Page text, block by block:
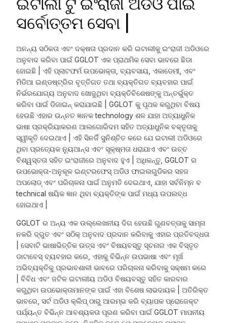
ସର୍ବୋତ୍ତମ ସେବା |
ଅନନ୍ୟ ସଠିକତା ଏବଂ ଦକ୍ଷତା ପ୍ରଦାନ କରି ଇଟାଲୀକୁ ଇଂରାଜୀ ଅଡିଓରେ
ଅନୁବାଦ କରିବା ପାଇଁ GGLOT ଏକ ପ୍ରାଥମିକ ସେବା ଭାବରେ ଛିଡା
ହୋଇଛି | ଏହି ପ୍ଲାଟଫର୍ମ ଉପଭୋକ୍ତା, ବ୍ୟବସାୟ, ଏକାଡେମୀ, ଏବଂ
ମିଡିଆ ଇଣ୍ଡଷ୍ଟ୍ରିର ବୃତ୍ତିଗତ ତଥା ବ୍ୟକ୍ତିଗତ ବ୍ୟବହାର ପାଇଁ
ନିର୍ଭରଯୋଗ୍ୟ ଅନୁବାଦ ଖୋଜୁଥିବା ବ୍ୟକ୍ତିବିଶେଷଙ୍କୁ ଅନ୍ତର୍ଭୁକ୍ତ
କରିବା ପାଇଁ ଡିଜାଇନ୍ କରାଯାଇଛି | GGLOT କୁ ପୃଥକ କରୁଥିବା ବିଷୟ
ହେଉଛି ଏହାର ଉନ୍ନତ ଜ୍ଞାନକ technology ଶଳ ଯାହା ଅତ୍ୟାଧୁନିକ
ଭାଷା ପ୍ରକ୍ରିୟାକରଣ ଆଲଗୋରିଦମ ସହିତ ଅତ୍ୟାଧୁନିକ ବକ୍ତୃତାକୁ
ସ୍ୱୀକୃତି ଦେଇଥାଏ | ଏହି ସିନର୍ଜି ସୁନିଶ୍ଚିତ କରେ ଯେ ଇଟାଲୀ ଅଡିଓରେ
ଥିବା ପ୍ରତ୍ୟେକ ନ୍ୟୁଆନ୍ସ ଏବଂ ସୂକ୍ଷ୍ମତା ଧରାଯାଏ ଏବଂ ଉଚ୍ଚ
ବିଶ୍ୱସ୍ତତା ସହିତ ଇଂରାଜୀରେ ଅନୁବାଦ ହୁଏ | ଅଧିକନ୍ତୁ, GGLOT ର
ଉପଭୋକ୍ତା-ଅନୁକୂଳ ଇଣ୍ଟରଫେସ୍ ଅଡିଓ ଫାଇଲଗୁଡିକର ସହଜ
ଅପଲୋଡ୍ ଏବଂ ପରିଚାଳନା ପାଇଁ ଅନୁମତି ଦେଇଥାଏ, ଯାହା ସର୍ବନିମ୍ନ ବ
technical ଷୟିକ ଜ୍ଞାନ ଥିବା ବ୍ୟକ୍ତିଙ୍କ ପାଇଁ ମଧ୍ୟ ଉପଲବ୍ଧ
ହୋଇଥାଏ |
GGLOT ର ଅନ୍ୟ ଏକ ଉଲ୍ଲେଖନୀୟ ଦିଗ ହେଉଛି ଗୁଣବତ୍ତାକୁ ସାମ୍ନା
ନକରି ଦ୍ରୁତ ଏବଂ ସଠିକ୍ ଅନୁବାଦ ପ୍ରଦାନ କରିବାକୁ ଏହାର ପ୍ରତିବଦ୍ଧତା
| ସେବାଟି ଭାଷାଭିତ୍ତିକ ଉତ୍ସ ଏବଂ ବିଷୟବସ୍ତୁ ସୂଚନାର ଏକ ବିସ୍ତୃତ
ଡାଟାବେସ୍ ବ୍ୟବହାର କରେ, ଏହାକୁ ବିଭିନ୍ନ ଉପଭାଷା ଏବଂ ମୂର୍ଖ
ଅଭିବ୍ୟକ୍ତିକୁ ପ୍ରଭାବଶାଳୀ ଭାବରେ ପରିଚାଳନା କରିବାକୁ ସକ୍ଷମ କରେ
| ବିବିଧ ଏବଂ ଜଟିଳ ଇଟାଲୀୟ ଅଡିଓ ବିଷୟବସ୍ତୁ ସହିତ କାରବାର
କରୁଥିବା ଉପଭୋକ୍ତାମାନଙ୍କ ପାଇଁ ଏହା ବିଶେଷ ଲାଭଦାୟକ | ଅତିରିକ୍ତ
ଭାବରେ, ସର୍ଟ ଅଡିଓ କ୍ଲିପ୍ ଠାରୁ ଆରମ୍ଭ କରି ବ୍ୟାପକ ପ୍ରୋଜେକ୍ଟ
ପର୍ଯ୍ୟନ୍ତ ବିଭିନ୍ନ ଆବଶ୍ୟକତା ପୂରଣ କରିବା ପାଇଁ GGLOT ମାପନୀୟ